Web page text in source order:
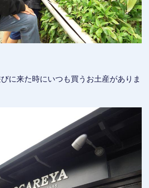
に来た時にいつも買うお土産がありま